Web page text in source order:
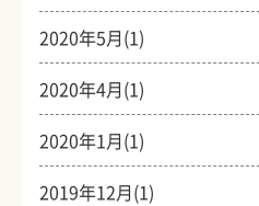
2020年5月(1)
2020年4月(1)
2020年1月(1)
2019年12月(1)